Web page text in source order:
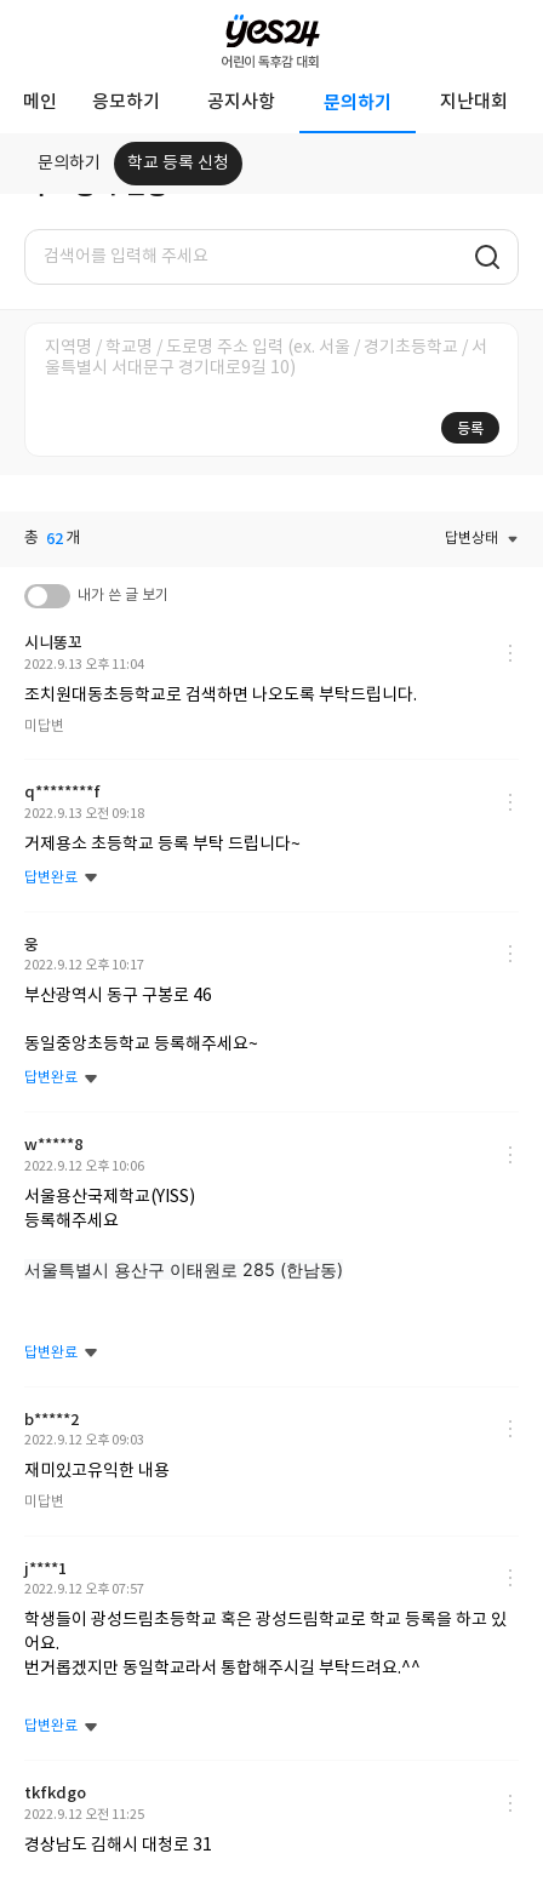
YES24
독
대
회
메인 응모하기 공지사항 문의하기
문의하기 학교 등록 신청
지난대회
문
의
기
학교 등록 신청
등록
총 62 개
내가 쓴 글 보기
시니똥꼬
작
일
2022.9.13 오후 11:04
조치원대동초등학교로 검색하면 나오도록 부탁드립니다.
답
부
미답변
q********f
작
일
2022.9.13 오전 09:18
거제용소 초등학교 등록 부탁 드립니다~
답변완료
웅
작
일
2022.9.12 오후 10:17
부산광역시 동구 구봉로 46
동일중앙초등학교 등록해주세요~
답변완료
w*****8
작
일
2022.9.12 오후 10:06
서울용산국제학교(YISS)
등록해주세요
서울특별시 용산구 이태원로 285 (한남동)
답변완료
b*****2
작
일
2022.9.12 오후 09:03
재미있고유익한 내용
답
부
미답변
j****1
작
일
2022.9.12 오후 07:57
학생들이 광성드림초등학교 혹은 광성드림학교로 학교 등록을 하고 있
어요.
번거롭겠지만 동일학교라서 통합해주시길 부탁드려요.^^
답변완료
tkfkdgo
작
일
2022.9.12 오전 11:25
경상남도 김해시 대청로 31